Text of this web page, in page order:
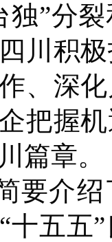
独”分
川积
、深
把握
篇章。
要介
十五五